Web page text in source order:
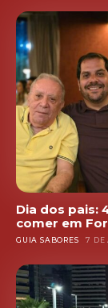
Dia dos pais:
comer em
GUIA SABORES 7 DE